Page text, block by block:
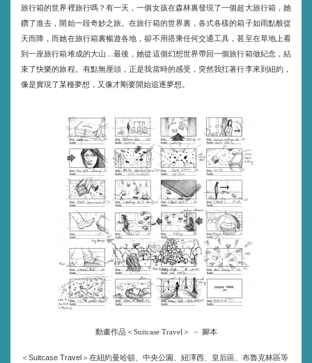
旅行箱的世界裡旅行嗎？有一天，一個女孩在森林裏發現了一個超大旅行箱，她
鑽了進去，開始一段奇妙之旅。在旅行箱的世界裏，各式各樣的箱子如雨點般從
天而降，而她在旅行箱裏暢遊各地，卻不用搭乘任何交通工具，甚至在草地上看
到一座旅行箱堆成的大山
最後，她從這個幻想世界帶回一個旅行箱做紀念，結
束了快樂的旅程。有點無厘頭，正是我當時的感受，突然我扛著行李來到紐約，
像是實現了某種夢想，又像才剛要開始追逐夢想。
動畫作品＜Suitcase Travel＞ － 腳本
＜ Suitcase Travel ＞在紐約曼哈頓、中央公園、紐澤西、皇后區、布魯克林區等